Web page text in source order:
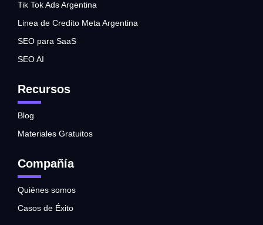
Tik Tok Ads Argentina
Linea de Credito Meta Argentina
SEO para SaaS
SEO AI
Recursos
Blog
Materiales Gratuitos
Compañía
Quiénes somos
Casos de Éxito